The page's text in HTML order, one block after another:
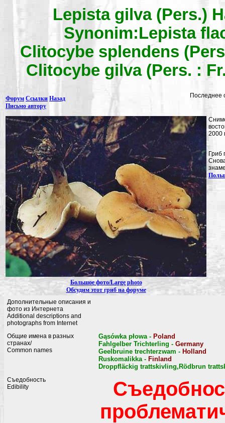
Lepista gilva (Pers.)
Synonim:Lepista
Clitocybe splendens
Clitocybe gilva(Pers. :
Форум Ссылки Назад
Письмо автору
Последнее
2000
Гриб
Большое фото/Large photo
Обсудим этот гриб на форуме
Дополнительные описания и
фото из Интернета
Additional descriptions and
photographs from Internet
Общие имена в разных
странах/
Common names
Gąsówka płowa - Poland
Fahlgelber Trichterling - Germany
Geelbruine trechterzwam - Holland
Ruskomalikka - Finland
Droppfläckig trattskivling,Rödbrun
Съедобность
Edibility